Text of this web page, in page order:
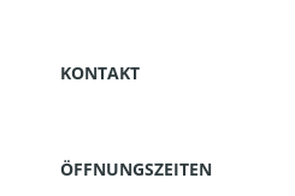
KONTAKT
ÖFFNUNGSZEITEN